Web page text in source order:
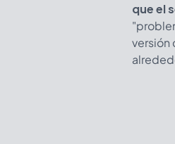
que el
versión